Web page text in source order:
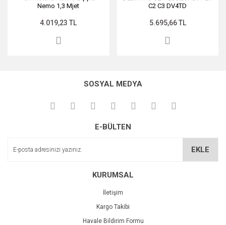
Nemo 1,3 Mjet
4.019,23 TL
C2 C3 DV4TD
5.695,66 TL
SOSYAL MEDYA
E-BÜLTEN
EKLE
KURUMSAL
İletişim
Kargo Takibi
Havale Bildirim Formu